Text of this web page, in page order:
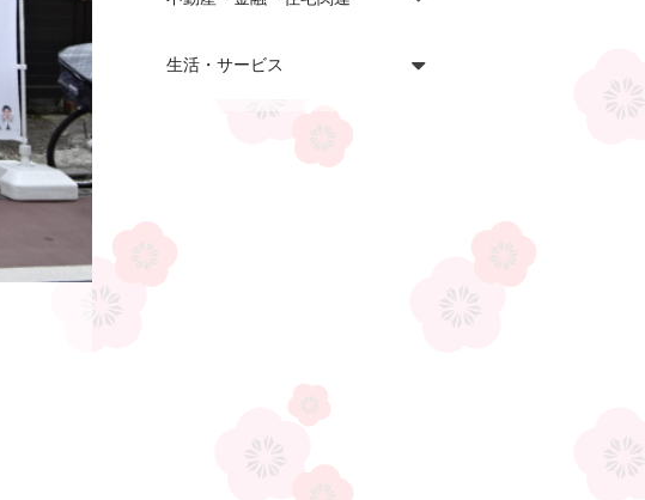
生活・サービス